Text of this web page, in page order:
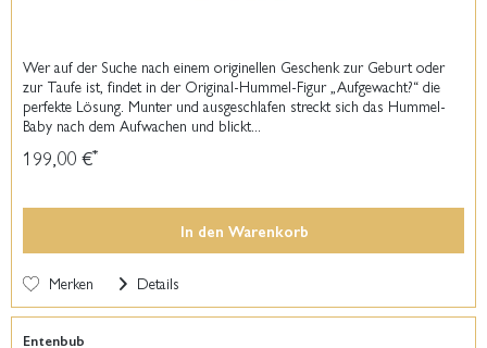
Wer auf der Suche nach einem originellen Geschenk zur Geburt oder
zur Taufe ist, findet in der Original-Hummel-Figur „Aufgewacht?“ die
perfekte Lösung. Munter und ausgeschlafen streckt sich das Hummel-
Baby nach dem Aufwachen und blickt...
199,00 €*
In den Warenkorb
Merken Details
Entenbub